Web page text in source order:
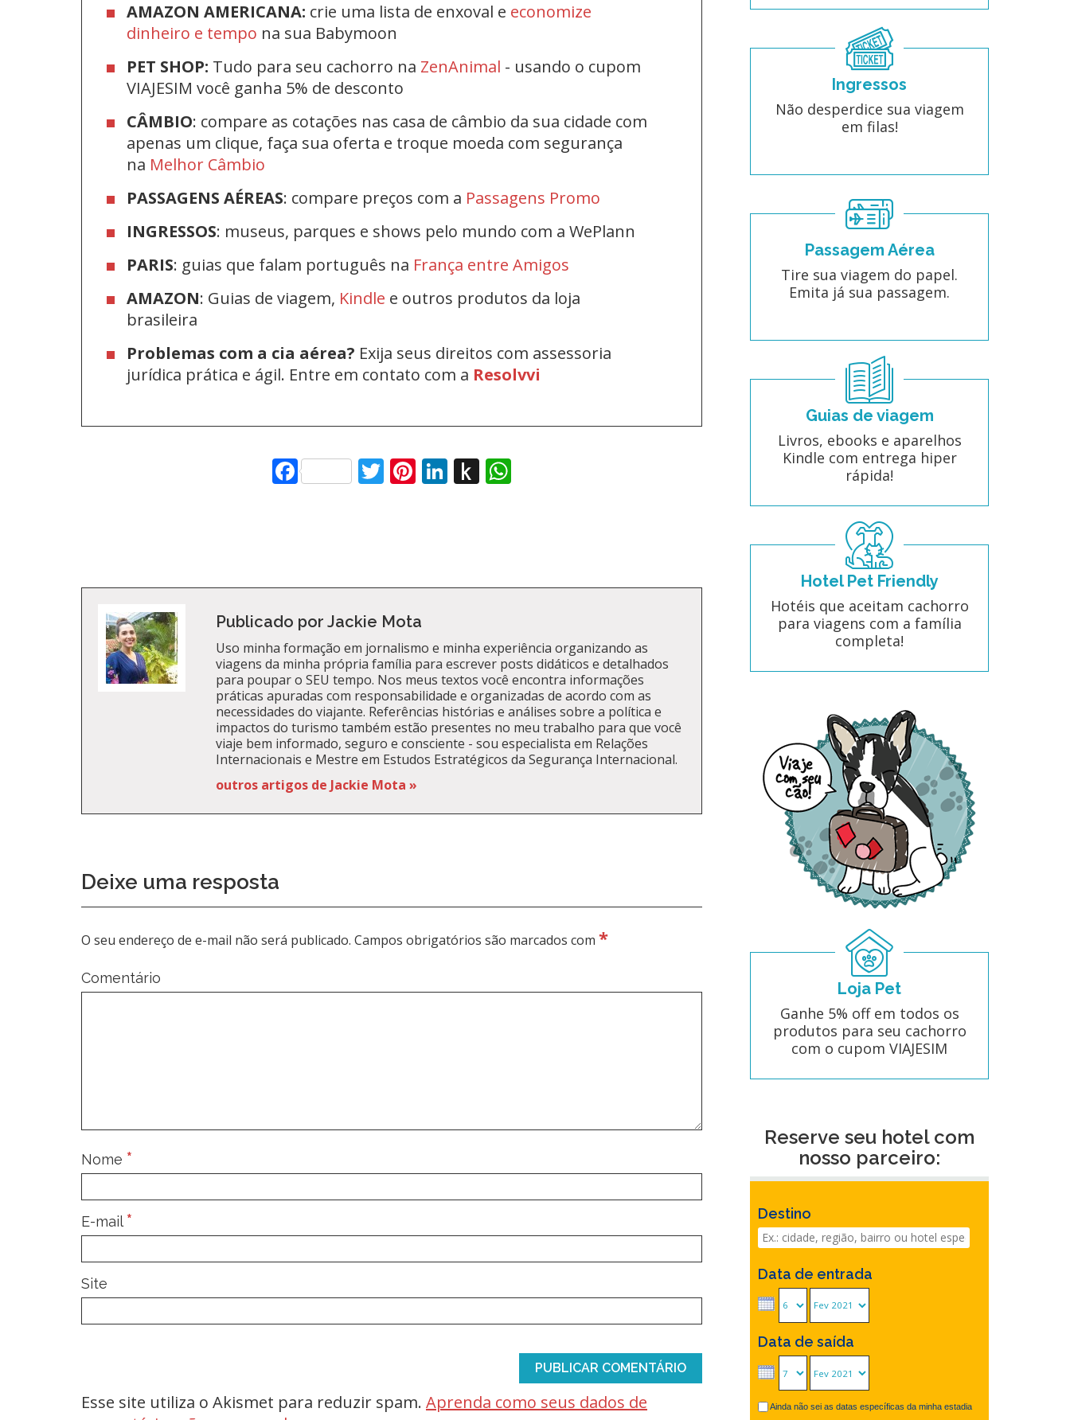
AMAZON AMERICANA: crie uma lista de enxoval e economize
dinheiro e tempo na sua Babymoon
PET SHOP: Tudo para seu cachorro na ZenAnimal - usando o cupom
VIAJESIM você ganha 5% de desconto
CÂMBIO: compare as cotações nas casa de câmbio da sua cidade com
apenas um clique, faça sua oferta e troque moeda com segurança
na Melhor Câmbio
PASSAGENS AÉREAS: compare preços com a Passagens Promo
INGRESSOS: museus, parques e shows pelo mundo com a WePlann
PARIS: guias que falam português na França entre Amigos
AMAZON: Guias de viagem, Kindle e outros produtos da loja
brasileira
Problemas com a cia aérea? Exija seus direitos com assessoria
jurídica prática e ágil. Entre em contato com a Resolvvi
FacebookTwitter
Pinterest
LinkedIn
Push
Publicado por Jackie Mota
Uso minha formação em jornalismo e minha experiência organizando as
viagens da minha própria família para escrever posts didáticos e detalhados
para poupar o SEU tempo. Nos meus textos você encontra informações
práticas apuradas com responsabilidade e organizadas de acordo com as
necessidades do viajante. Referências histórias e análises sobre a política e
impactos do turismo também estão presentes no meu trabalho para que você
viaje bem informado, seguro e consciente - sou especialista em Relações
Internacionais e Mestre em Estudos Estratégicos da Segurança Internacional.
outros artigos de Jackie Mota »
Deixe uma resposta
O seu endereço de e-mail não será publicado. Campos obrigatórios são marcados com *
Comentário
Nome *
E-mail *
Site
Esse site utiliza o Akismet para reduzir spam. Aprenda como seus dados de
Ingressos
Não desperdice sua viagem
em filas!
Passagem Aérea
Tire sua viagem do papel.
Emita já sua passagem.
Guias de viagem
Livros, ebooks e aparelhos
Kindle com entrega hiper
rápida!
Hotel Pet Friendly
Hotéis que aceitam cachorro
para viagens com a família
completa!
Loja Pet
Ganhe 5% off em todos os
produtos para seu cachorro
com o cupom VIAJESIM
Reserve seu hotel com
nosso parceiro:
Destino
Data de entrada
Data de saída
Ainda não sei as datas específicas da minha estadia